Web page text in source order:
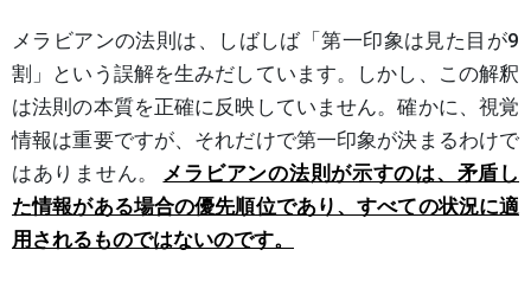
メラビアンの法則は、しばしば「第一印象は見た目が9
割」という誤解を生みだしています。しかし、この解釈
は法則の本質を正確に反映していません。確かに、視覚
情報は重要ですが、それだけで第一印象が決まるわけで
はありません。
メラビアンの法則が示すのは、矛盾し
た情報がある場合の優先順位であり、すべての状況に適
用されるものではないのです。